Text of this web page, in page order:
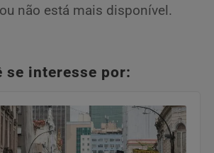
não está mais disponível.
se interesse por: